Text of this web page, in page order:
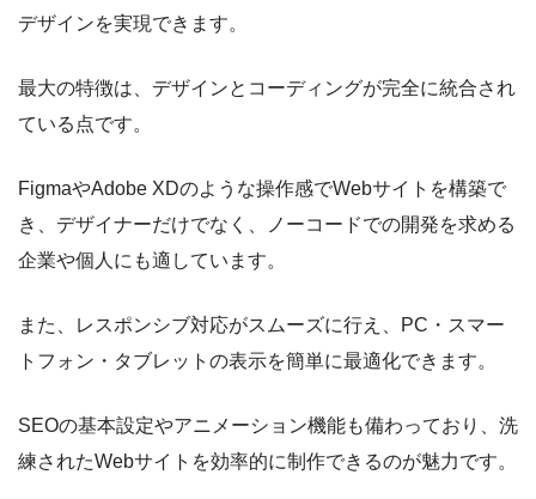
デザインを実現できます。
最大の特徴は、デザインとコーディングが完全に統合され
ている点です。
FigmaやAdobe XDのような操作感でWebサイトを構築で
き、デザイナーだけでなく、ノーコードでの開発を求める
企業や個人にも適しています。
また、レスポンシブ対応がスムーズに行え、PC・スマー
トフォン・タブレットの表示を簡単に最適化できます。
SEOの基本設定やアニメーション機能も備わっており、洗
練されたWebサイトを効率的に制作できるのが魅力です。